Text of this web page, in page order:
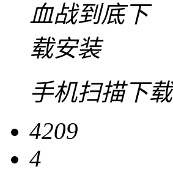
手机扫描下载
4209
4